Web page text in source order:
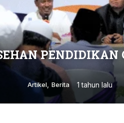
PENDIDIKAN
Artikel Berita 1 tahun lalu